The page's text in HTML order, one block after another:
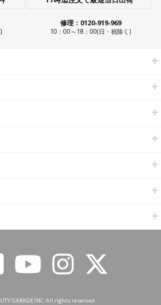
修理：0120-919-969
10：00～18：00(日・祝除く)
GARAGE INC. All rights reserved.